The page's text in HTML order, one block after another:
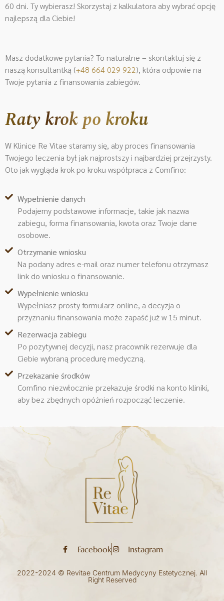
Raty krok po kroku
W Klinice Re Vitae staramy się, aby proces finansowania
Twojego leczenia był jak najprostszy i najbardziej przejrzysty.
Oto jak wygląda krok po kroku współpraca z Comfino:
Wypełnienie danych
Podajemy podstawowe informacje, takie jak nazwa
zabiegu, forma finansowania, kwota oraz Twoje dane
osobowe.
Otrzymanie wniosku
Na podany adres e-mail oraz numer telefonu otrzymasz
link do wniosku o finansowanie.
Wypełnienie wniosku
Wypełniasz prosty formularz online, a decyzja o
przyznaniu finansowania może zapaść już w 15 minut.
Rezerwacja zabiegu
Po pozytywnej decyzji, nasz pracownik rezerwuje dla
Ciebie wybraną procedurę medyczną.
Przekazanie środków
Comfino niezwłocznie przekazuje środki na konto kliniki,
aby bez zbędnych opóźnień rozpocząć leczenie.
60 dni. Ty wybierasz! Skorzystaj z kalkulatora aby wybrać opcję
najlepszą dla Ciebie!
Masz dodatkowe pytania? To naturalne – skontaktuj się z
naszą konsultantką (+48 664 029 922), która odpowie na
Twoje pytania z finansowania zabiegów.
Facebook Instagram
2022-2024 © Revitae Centrum Medycyny Estetycznej. All
Right Reserved